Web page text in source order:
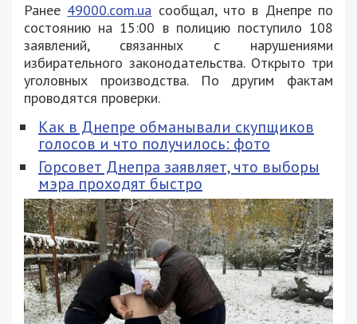
Ранее 49000.com.ua сообщал, что в Днепре по
состоянию на 15:00 в полицию поступило 108
заявлений, связанных с нарушениями
избирательного законодательства. Открыто три
уголовных производства. По другим фактам
проводятся проверки.
Как в Днепре обманывали скупщиков
голосов и что получилось: фото
Горсовет Днепра заявляет, что выборы
мэра проходят быстро